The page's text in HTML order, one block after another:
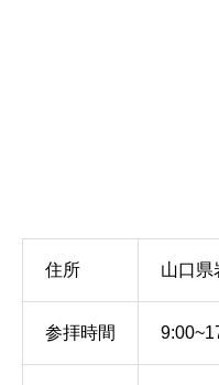
住所 山口県
参拝時間